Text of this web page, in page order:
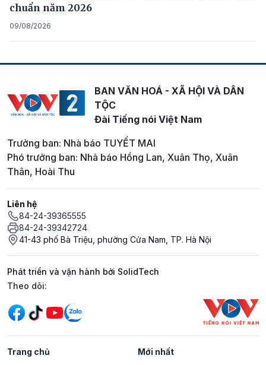
chuẩn năm 2026
09/08/2026
BAN VĂN HOÁ - XÃ HỘI VÀ DÂN
TỘC
Đài Tiếng nói Việt Nam
Trưởng ban: Nhà báo TUYẾT MAI
Phó trưởng ban: Nhà báo Hồng Lan, Xuân Thọ, Xuân
Thân, Hoài Thu
Liên hệ
84-24-39365555
84-24-39342724
41-43 phố Bà Triệu, phường Cửa Nam, TP. Hà Nội
Phát triển và vận hành bởi SolidTech
Mạng xã hội
Theo dõi:
Trang chủ Mới nhất